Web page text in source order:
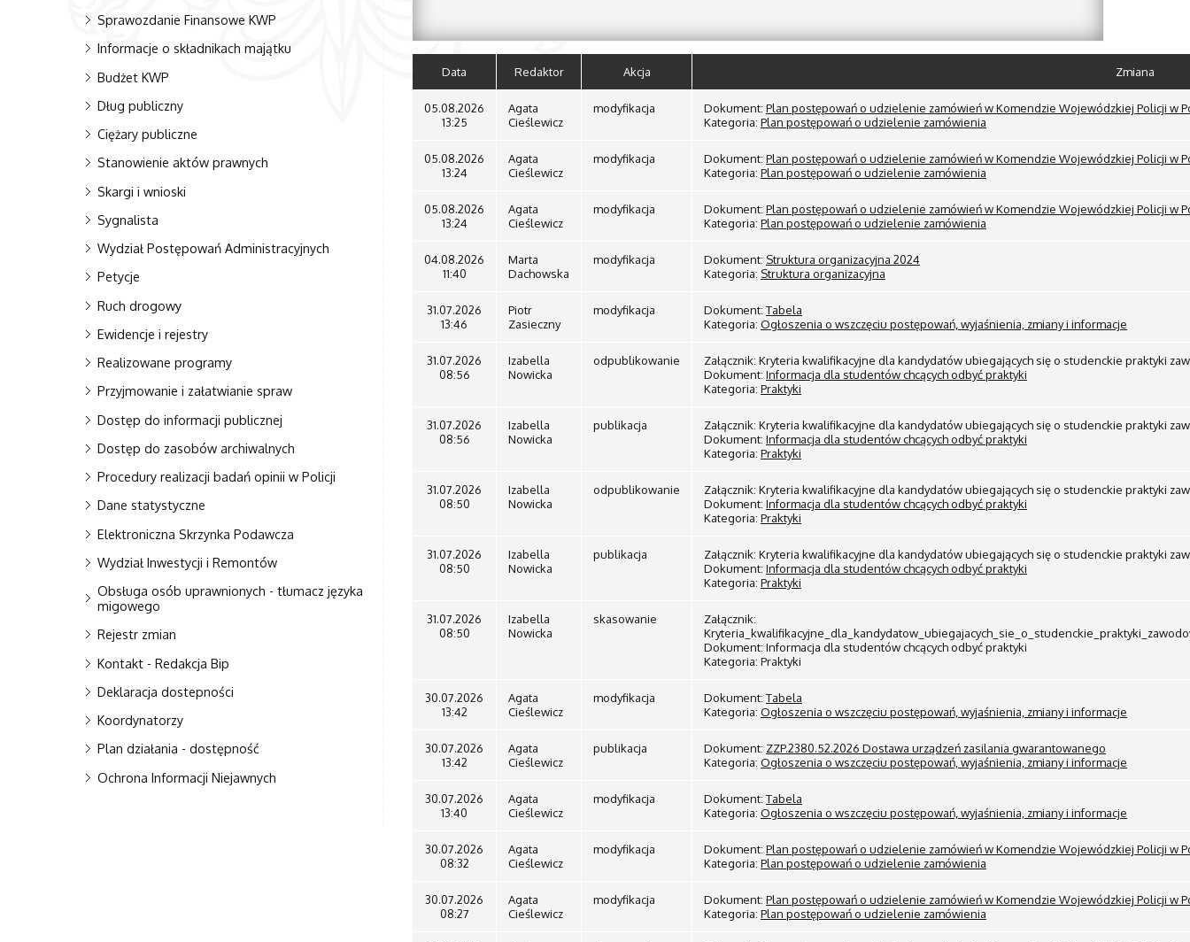
Sprawozdanie Finansowe KWP
Informacje o składnikach majątku
Budżet KWP
Dług publiczny
Ciężary publiczne
Stanowienie aktów prawnych
Skargi i wnioski
Sygnalista
Wydział Postępowań Administracyjnych
Petycje
Ruch drogowy
Ewidencje i rejestry
Realizowane programy
Przyjmowanie i załatwianie spraw
Dostęp do informacji publicznej
Dostęp do zasobów archiwalnych
Procedury realizacji badań opinii w Policji
Dane statystyczne
Elektroniczna Skrzynka Podawcza
Wydział Inwestycji i Remontów
Obsługa osób uprawnionych - tłumacz języka
migowego
Rejestr zmian
Kontakt - Redakcja Bip
Deklaracja dostepności
Koordynatorzy
Plan działania - dostępność
Ochrona Informacji Niejawnych
Data Redaktor Akcja Zmiana
05.08.2026
13:25
Agata
Cieślewicz
modyfikacja Dokument: Plan postępowań o udzielenie zamówień w Komendzie Wojewódzkiej Policji w
Kategoria: Plan postępowań o udzielenie zamówienia
05.08.2026
13:24
Agata
Cieślewicz
modyfikacja Dokument: Plan postępowań o udzielenie zamówień w Komendzie Wojewódzkiej Policji w
Kategoria: Plan postępowań o udzielenie zamówienia
05.08.2026
13:24
Agata
Cieślewicz
modyfikacja Dokument: Plan postępowań o udzielenie zamówień w Komendzie Wojewódzkiej Policji w
Kategoria: Plan postępowań o udzielenie zamówienia
04.08.2026
11:40
Marta
Dachowska
modyfikacja Dokument: Struktura organizacyjna 2024
Kategoria: Struktura organizacyjna
31.07.2026
13:46
Piotr
Zasieczny
modyfikacja Dokument: Tabela
Kategoria: Ogłoszenia o wszczęciu postępowań, wyjaśnienia, zmiany i informacje
31.07.2026
08:56
Izabella
Nowicka
odpublikowanie
Załącznik: Kryteria kwalifikacyjne dla kandydatów ubiegających się o studenckie praktyki
Dokument: Informacja dla studentów chcących odbyć praktyki
Kategoria: Praktyki
31.07.2026
08:56
Izabella
Nowicka
publikacja
Załącznik: Kryteria kwalifikacyjne dla kandydatów ubiegających się o studenckie praktyki
Dokument: Informacja dla studentów chcących odbyć praktyki
Kategoria: Praktyki
31.07.2026
08:50
Izabella
Nowicka
odpublikowanie
Załącznik: Kryteria kwalifikacyjne dla kandydatów ubiegających się o studenckie praktyki
Dokument: Informacja dla studentów chcących odbyć praktyki
Kategoria: Praktyki
31.07.2026
08:50
Izabella
Nowicka
publikacja
Załącznik: Kryteria kwalifikacyjne dla kandydatów ubiegających się o studenckie praktyki
Dokument: Informacja dla studentów chcących odbyć praktyki
Kategoria: Praktyki
31.07.2026
08:50
Izabella
Nowicka
skasowanie
Załącznik:
Dokument: Informacja dla studentów chcących odbyć praktyki
Kategoria: Praktyki
30.07.2026
13:42
Agata
Cieślewicz
modyfikacja Dokument: Tabela
Kategoria: Ogłoszenia o wszczęciu postępowań, wyjaśnienia, zmiany i informacje
30.07.2026
13:42
Agata
Cieślewicz
publikacja Dokument: ZZP.2380.52.2026 Dostawa urządzeń zasilania gwarantowanego
Kategoria: Ogłoszenia o wszczęciu postępowań, wyjaśnienia, zmiany i informacje
30.07.2026
13:40
Agata
Cieślewicz
modyfikacja Dokument: Tabela
Kategoria: Ogłoszenia o wszczęciu postępowań, wyjaśnienia, zmiany i informacje
30.07.2026
08:32
Agata
Cieślewicz
modyfikacja Dokument: Plan postępowań o udzielenie zamówień w Komendzie Wojewódzkiej Policji w
Kategoria: Plan postępowań o udzielenie zamówienia
30.07.2026
08:27
Agata
Cieślewicz
modyfikacja Dokument: Plan postępowań o udzielenie zamówień w Komendzie Wojewódzkiej Policji w
Kategoria: Plan postępowań o udzielenie zamówienia